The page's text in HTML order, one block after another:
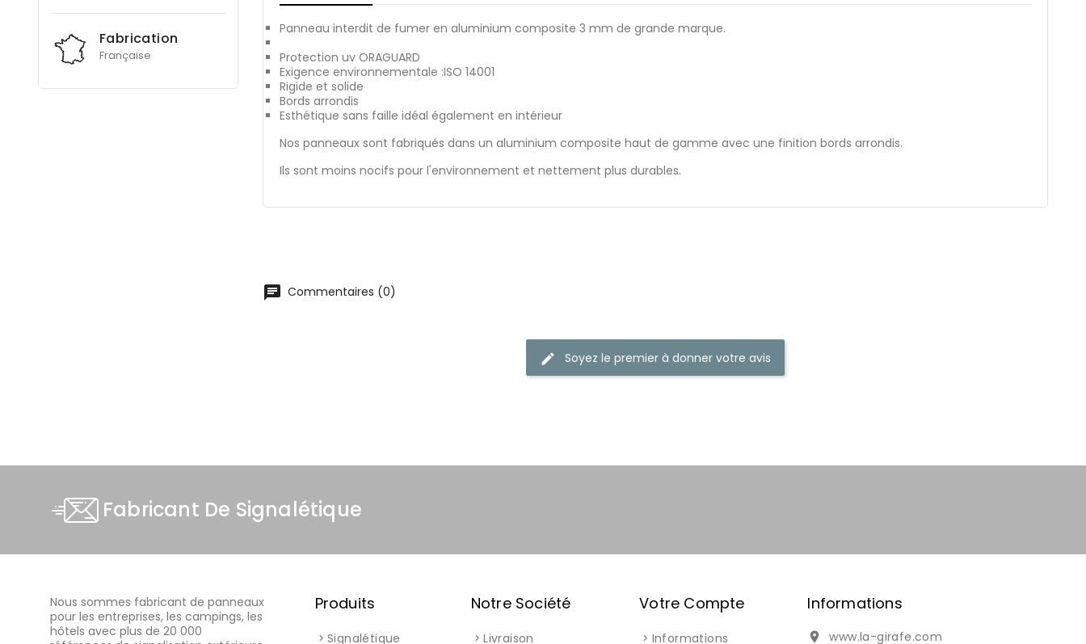
Fabrication
Française
Panneau interdit de fumer en aluminium composite 3 mm de grande marque.
Protection uv ORAGUARD
Exigence environnementale :ISO 14001
Rigide et solide
Bords arrondis
Esthétique sans faille idéal également en intérieur
Nos panneaux sont fabriqués dans un aluminium composite haut de gamme avec une finition bords arrondis.
Ils sont moins nocifs pour l'environnement et nettement plus durables.
chat Commentaires (0)
edit Soyez le premier à donner votre avis
Fabricant De Signalétique
Nous sommes fabricant de panneaux
pour les entreprises, les campings, les
hôtels avec plus de 20 000
Produits
Signalétique
Notre Société
Livraison
Votre Compte
Informations
Informations
 www.la-girafe.com